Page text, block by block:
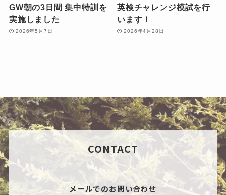
GW朝の3日間 集中特訓を
実施しました
2026年5月7日
英検チャレンジ模試を行
います！
2026年4月28日
CONTACT
メールでのお問い合わせ